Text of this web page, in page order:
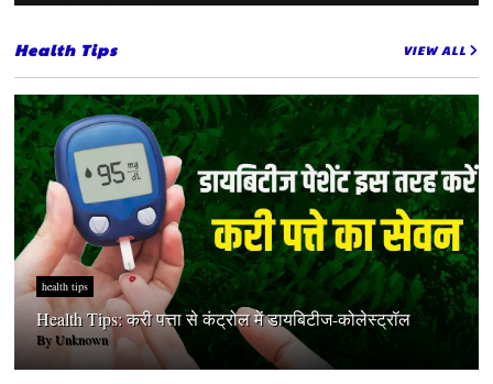
Health Tips VIEW ALL
health tips
Health Tips: करी पत्ता से कंट्रोल में डायबिटीज-कोलेस्ट्रॉल
ByUnknown